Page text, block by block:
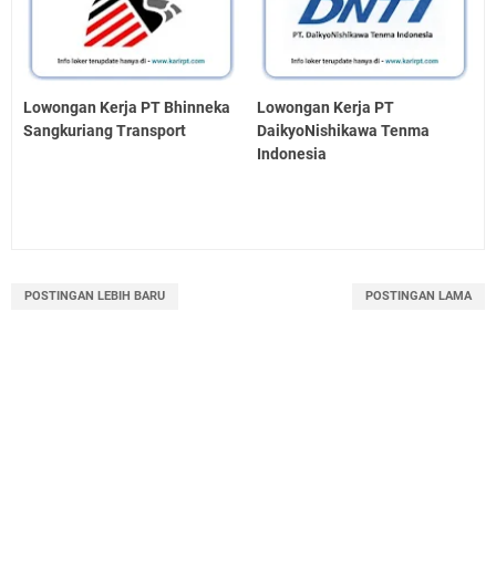
Lowongan Kerja PT Bhinneka
Sangkuriang Transport
Lowongan Kerja PT
DaikyoNishikawa Tenma
Indonesia
POSTINGAN LEBIH BARU POSTINGAN LAMA